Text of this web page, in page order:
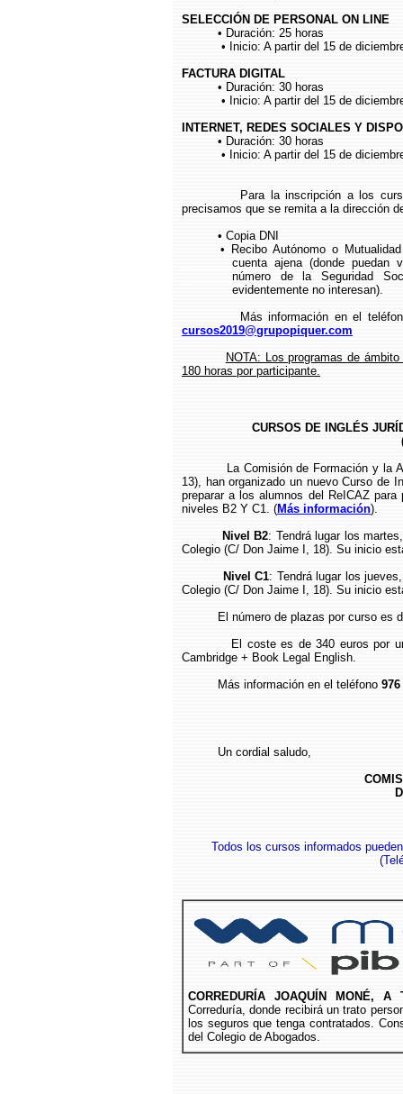
SELECCIÓN DE PERSONAL ON LINE
• Duración: 25 horas
• Inicio: A partir del 15 de diciembre
FACTURA DIGITAL
• Duración: 30 horas
• Inicio: A partir del 15 de diciembre
INTERNET, REDES SOCIALES Y
• Duración: 30 horas
• Inicio: A partir del 15 de diciembre
Para la inscripción a los cursos,
precisamos que se remita a la dirección
• Copia DNI
• Recibo Autónomo o Mutualidad
cuenta ajena (donde puedan
número de la Seguridad
evidentemente no interesan).
Más información en el
cursos2019@grupopiquer.com
NOTA: Los programas de
180 horas por participante.
CURSOS DE INGLÉS
La Comisión de Formación y la
13), han organizado un nuevo Curso de
preparar a los alumnos del ReICAZ
niveles B2 Y C1. (Más información).
Nivel B2: Tendrá lugar los
Colegio (C/ Don Jaime I, 18). Su inicio
Nivel C1: Tendrá lugar los
Colegio (C/ Don Jaime I, 18). Su inicio
El número de plazas por curso es
El coste es de 340 euros por un
Cambridge + Book Legal English.
Más información en el teléfono 976
Un cordial saludo,
Todos los cursos informados
(
CORREDURÍA JOAQUÍN MONÉ, A
Correduría, donde recibirá un trato
los seguros que tenga contratados.
del Colegio de Abogados.